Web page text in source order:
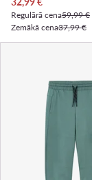
Regulārā cena59,99 €
Zemākā cena37,99 €